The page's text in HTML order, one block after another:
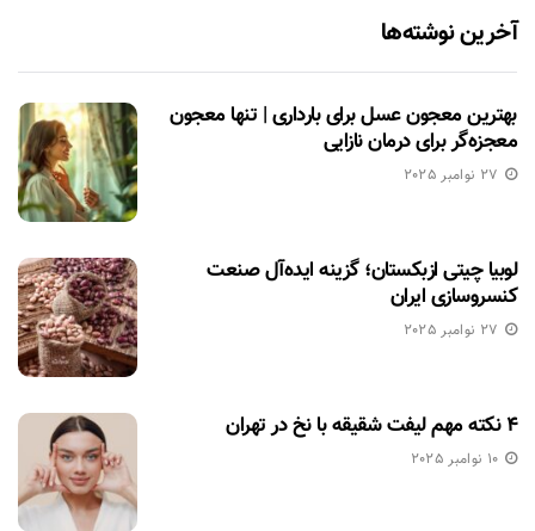
آخرین نوشته‌ها
بهترین معجون عسل برای بارداری | تنها معجون
معجزه‌گر برای درمان نازایی
27 نوامبر 2025
لوبیا چیتی ازبکستان؛ گزینه ایده‌آل صنعت
کنسروسازی ایران
27 نوامبر 2025
۴ نکته مهم لیفت شقیقه با نخ در تهران
10 نوامبر 2025